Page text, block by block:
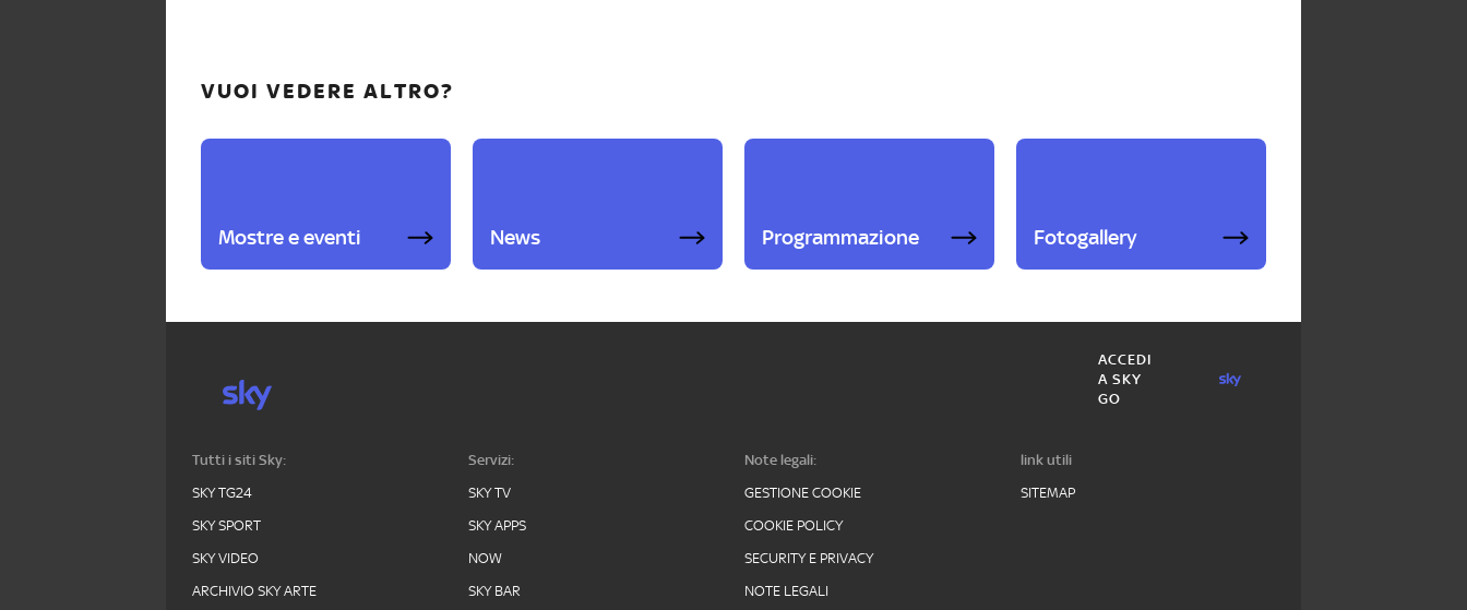
VUOI VEDERE ALTRO?
Mostre e eventi News Programmazione Fotogallery
ACCEDI
A SKY
GO
Tutti i siti Sky:
SKY TG24
SKY SPORT
SKY VIDEO
ARCHIVIO SKY ARTE
Servizi:
SKY TV
SKY APPS
NOW
SKY BAR
Note legali:
GESTIONE COOKIE
COOKIE POLICY
SECURITY E PRIVACY
NOTE LEGALI
link utili
SITEMAP